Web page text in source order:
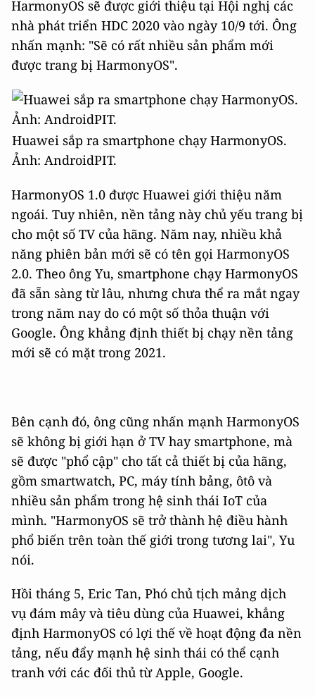
HarmonyOS sẽ được giới thiệu tại Hội nghị các
nhà phát triển HDC 2020 vào ngày 10/9 tới. Ông
nhấn mạnh: "Sẽ có rất nhiều sản phẩm mới
được trang bị HarmonyOS".
Huawei sắp ra smartphone chạy HarmonyOS.
Ảnh: AndroidPIT.
HarmonyOS 1.0 được Huawei giới thiệu năm
ngoái. Tuy nhiên, nền tảng này chủ yếu trang bị
cho một số TV của hãng. Năm nay, nhiều khả
năng phiên bản mới sẽ có tên gọi HarmonyOS
2.0. Theo ông Yu, smartphone chạy HarmonyOS
đã sẵn sàng từ lâu, nhưng chưa thể ra mắt ngay
trong năm nay do có một số thỏa thuận với
Google. Ông khẳng định thiết bị chạy nền tảng
mới sẽ có mặt trong 2021.
Bên cạnh đó, ông cũng nhấn mạnh HarmonyOS
sẽ không bị giới hạn ở TV hay smartphone, mà
sẽ được "phổ cập" cho tất cả thiết bị của hãng,
gồm smartwatch, PC, máy tính bảng, ôtô và
nhiều sản phẩm trong hệ sinh thái IoT của
mình. "HarmonyOS sẽ trở thành hệ điều hành
phổ biến trên toàn thế giới trong tương lai", Yu
nói.
Hồi tháng 5, Eric Tan, Phó chủ tịch mảng dịch
vụ đám mây và tiêu dùng của Huawei, khẳng
định HarmonyOS có lợi thế về hoạt động đa nền
tảng, nếu đẩy mạnh hệ sinh thái có thể cạnh
tranh với các đối thủ từ Apple, Google.